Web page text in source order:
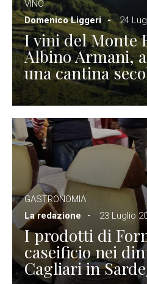
VINO
Domenico Liggeri
24
I vini del Monte
Albino Armani,
una cantina
GASTRONOMIA
La redazione
23 Luglio
I prodotti di
caseificio nei
Cagliari in